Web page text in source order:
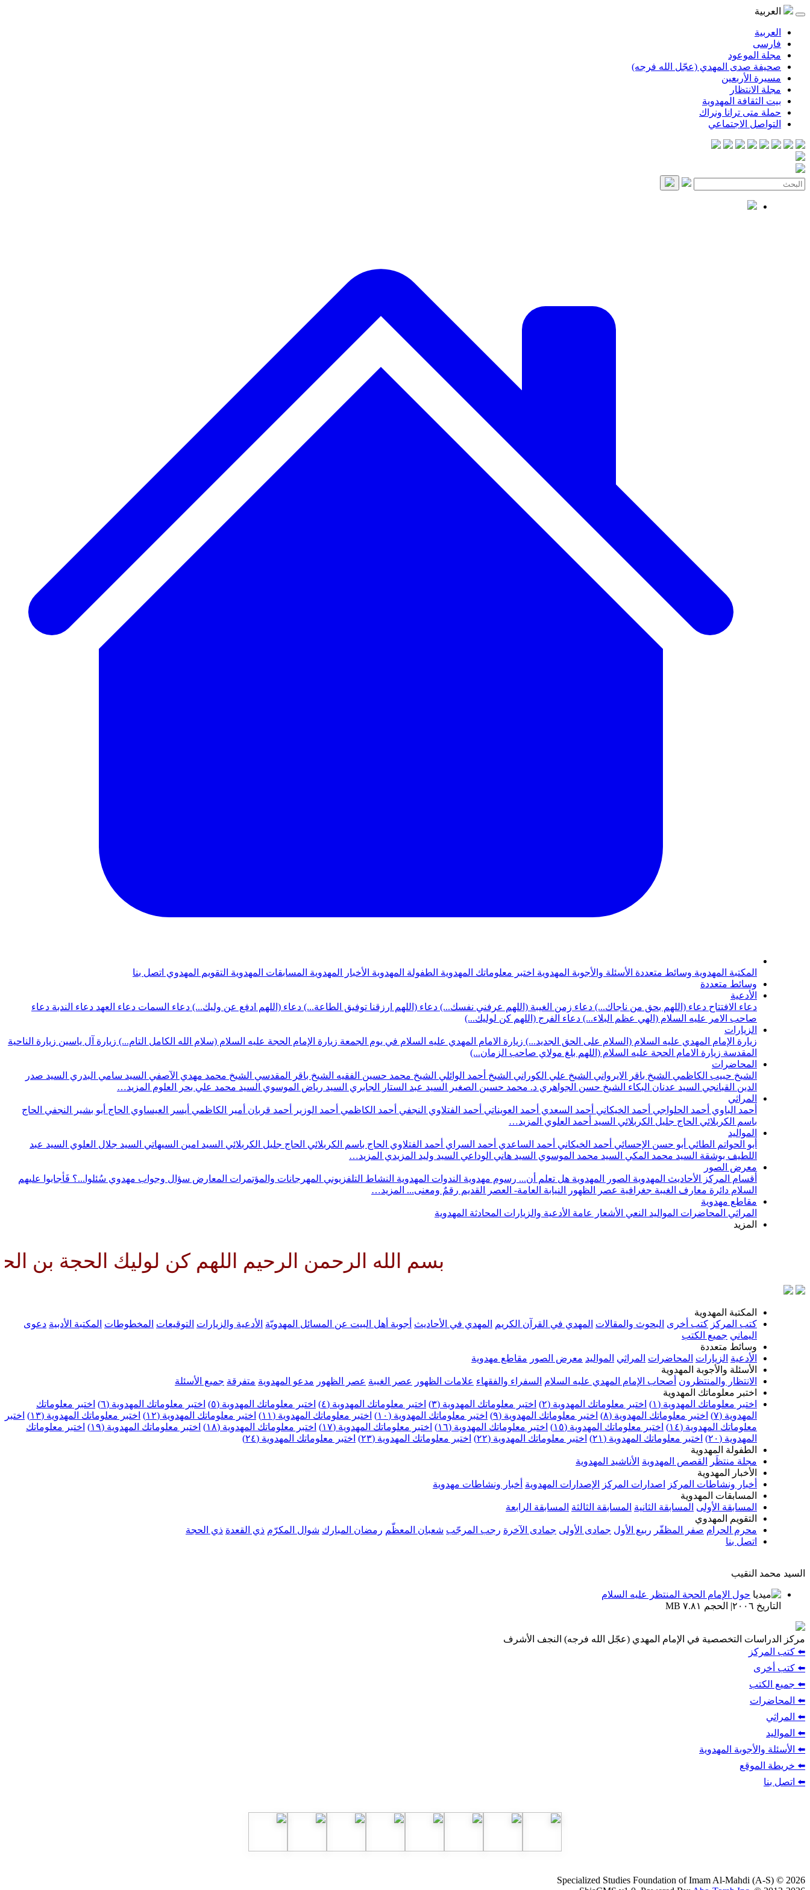
العربية
العربية
فارسی
مجلة الموعود
صحيفة صدى المهدي (عجّل الله فرجه)
مسيرة الأربعين
مجلة الانتظار
بيت الثقافة المهدوية
حملة متى ترانا ونراك
التواصل الاجتماعي
المكتبة المهدوية وسائط متعددة الأسئلة والأجوبة المهدوية اختبر معلوماتك المهدوية الطفولة المهدوية الأخبار المهدوية المسابقات المهدوية التقويم المهدوي اتصل بنا
وسائط متعددة
الأدعية
دعاء الافتتاح دعاء (اللهم بحق من ناجاك...) دعاء زمن الغيبة (اللهم عرفني نفسك...) دعاء (اللهم ارزقنا توفيق الطاعة...) دعاء (اللهم ادفع عن وليك...) دعاء السمات دعاء العهد دعاء الندبة دعاء
صاحب الامر عليه السلام (الهي عظم البلاء...) دعاء الفرج (اللهم كن لوليك...)
الزيارات
زيارة الإمام المهدي عليه السلام (السلام على الحق الجديد...) زيارة الامام المهدي عليه السلام في يوم الجمعة زيارة الإمام الحجة عليه السلام (سلام الله الكامل التام...) زيارة آل ياسين زيارة الناحية
المقدسة زيارة الامام الحجة عليه السلام (اللهم بلغ مولاي صاحب الزمان...)
المحاضرات
الشيخ حبيب الكاظمي الشيخ باقر الايرواني الشيخ علي الكوراني الشيخ أحمد الوائلي الشيخ محمد حسين الفقيه الشيخ باقر المقدسي الشيخ محمد مهدي الآصفي السيد سامي البدري السيد صدر
الدين القبانجي السيد عدنان البكاء الشيخ حسن الجواهري د. محمد حسين الصغير السيد عبد الستار الجابري السيد رياض الموسوي السيد محمد علي بحر العلوم المزيد…
المراثي
أحمد الباوي أحمد الحلواجي أحمد الخيكاني أحمد السعدي أحمد العويناتي أحمد الفتلاوي النجفي أحمد الكاظمي أحمد الوزير أحمد قربان أمير الكاظمي أيسر العيساوي الحاج أبو بشير النجفي الحاج
باسم الكربلائي الحاج جليل الكربلائي السيد أحمد العلوي المزيد…
المواليد
أبو الحواتم الطائي أبو حسن الإحسائي أحمد الخيكاني أحمد الساعدي أحمد السراي أحمد الفتلاوي الحاج باسم الكربلائي الحاج جليل الكربلائي السيد امين السيهاتي السيد جلال العلوي السيد عبد
اللطيف بوشقة السيد محمد المكي السيد محمد الموسوي السيد هاني الوداعي السيد وليد المزيدي المزيد…
معرض الصور
أقسام المركز
الأحاديث المهدوية الصور المهدوية هل تعلم أن... رسوم مهدوية الندوات المهدوية النشاط التلفزيوني المهرجانات والمؤتمرات المعارض سؤال وجواب مهدوي سُئلوا...؟ فَأجابوا عليهم
السلام دائرة معارف الغيبة جغرافية عصر الظهور النيابة العامة- العصر القديم رقمٌ ومعنى... المزيد…
مقاطع مهدوية
المراثي المحاضرات المواليد النعي الأشعار عامة الأدعية والزيارات المحادثة المهدوية
المزيد
بسم الله الرحمن الرحيم اللهم كن لوليك الحجة بن الحسن
المكتبة المهدوية
كتب المركز كتب أخرى البحوث والمقالات المهدي في القرآن الكريم المهدي في الأحاديث أجوبة أهل البيت عن المسائل المهدويّة الأدعية والزيارات التوقيعات المخطوطات المكتبة الأدبية دعوى
اليماني جميع الكتب
وسائط متعددة
الأدعية الزيارات المحاضرات المراثي المواليد معرض الصور مقاطع مهدوية
الأسئلة والأجوبة المهدوية
الانتظار والمنتظرون أصحاب الإمام المهدي عليه السلام السفراء والفقهاء علامات الظهور عصر الغيبة عصر الظهور مدعو المهدوية متفرقة جميع الأسئلة
اختبر معلوماتك المهدوية
اختبر معلوماتك المهدوية (١)
اختبر معلوماتك المهدوية (٢) اختبر معلوماتك المهدوية (٣) اختبر معلوماتك المهدوية (٤) اختبر معلوماتك المهدوية (٥) اختبر معلوماتك المهدوية (٦)
اختبر معلوماتك
المهدوية (٧)
اختبر معلوماتك المهدوية (٨) اختبر معلوماتك المهدوية (٩) اختبر معلوماتك المهدوية (١٠) اختبر معلوماتك المهدوية (١١) اختبر معلوماتك المهدوية (١٢) اختبر معلوماتك المهدوية (١٣)
اختبر
معلوماتك المهدوية (١٤)
اختبر معلوماتك المهدوية (١٥) اختبر معلوماتك المهدوية (١٦) اختبر معلوماتك المهدوية (١٧) اختبر معلوماتك المهدوية (١٨) اختبر معلوماتك المهدوية (١٩)
اختبر معلوماتك
المهدوية (٢٠)
اختبر معلوماتك المهدوية (٢١) اختبر معلوماتك المهدوية (٢٢) اختبر معلوماتك المهدوية (٢٣)
اختبر معلوماتك المهدوية (٢٤)
الطفولة المهدوية
مجلة منتظَر
القصص المهدوية الأناشيد المهدوية
الأخبار المهدوية
أخبار ونشاطات المركز
اصدارات المركز الإصدارات المهدوية أخبار ونشاطات مهدوية
المسابقات المهدوية
المسابقة الأولى المسابقة الثانية المسابقة الثالثة المسابقة الرابعة
التقويم المهدوي
محرم الحرام صفر المظفّر ربيع الأول جمادى الأولى جمادى الآخرة رجب المرجّب شعبان المعظّم رمضان المبارك شوال المكرّم ذي القعدة ذي الحجة
اتصل بنا
السيد محمد النقيب
حول الإمام الحجة المنتظر عليه السلام
التاريخ ٢٠٠٦| الحجم ٧.٨١ MB
مركز الدراسات التخصصية في الإمام المهدي (عجّل الله فرجه) النجف الأشرف
⬅️ كتب المركز
⬅️ كتب أخرى
⬅️ جميع الكتب
⬅️ المحاضرات
⬅️ المراثي
⬅️ المواليد
⬅️ الأسئلة والأجوبة المهدوية
⬅️ خريطة الموقع
⬅️ اتصل بنا
Specialized Studies Foundation of Imam Al-Mahdi (A-S) © 2026